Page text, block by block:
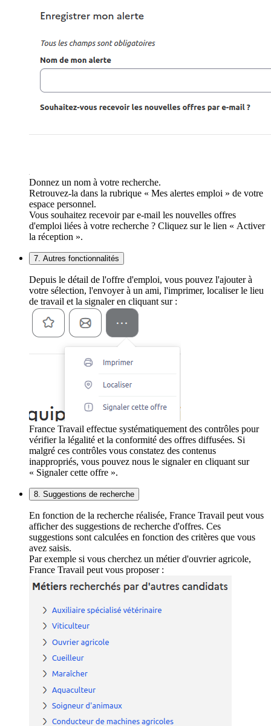
Donnez un nom à votre recherche.
Retrouvez-la dans la rubrique « Mes alertes emploi » de votre
espace personnel.
Vous souhaitez recevoir par e-mail les nouvelles offres
d'emploi liées à votre recherche ? Cliquez sur le lien « Activer
la réception ».
7. Autres fonctionnalités
Depuis le détail de l'offre d'emploi, vous pouvez l'ajouter à
votre sélection, l'envoyer à un ami, l'imprimer, localiser le lieu
de travail et la signaler en cliquant sur :
France Travail effectue systématiquement des contrôles pour
vérifier la légalité et la conformité des offres diffusées. Si
malgré ces contrôles vous constatez des contenus
inappropriés, vous pouvez nous le signaler en cliquant sur
« Signaler cette offre ».
8. Suggestions de recherche
En fonction de la recherche réalisée, France Travail peut vous
afficher des suggestions de recherche d'offres. Ces
suggestions sont calculées en fonction des critères que vous
avez saisis.
Par exemple si vous cherchez un métier d'ouvrier agricole,
France Travail peut vous proposer :